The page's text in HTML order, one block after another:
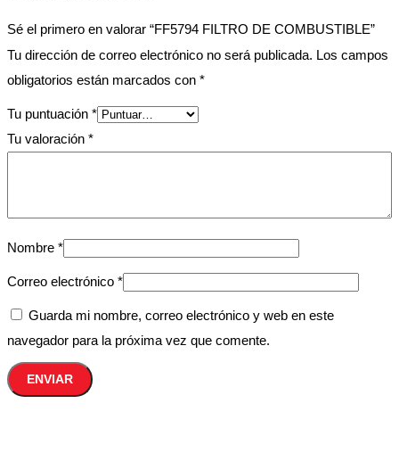
Sé el primero en valorar “FF5794 FILTRO DE COMBUSTIBLE”
Tu dirección de correo electrónico no será publicada. Los campos
obligatorios están marcados con *
Tu puntuación *
Tu valoración *
Nombre *
Correo electrónico *
Guarda mi nombre, correo electrónico y web en este
navegador para la próxima vez que comente.